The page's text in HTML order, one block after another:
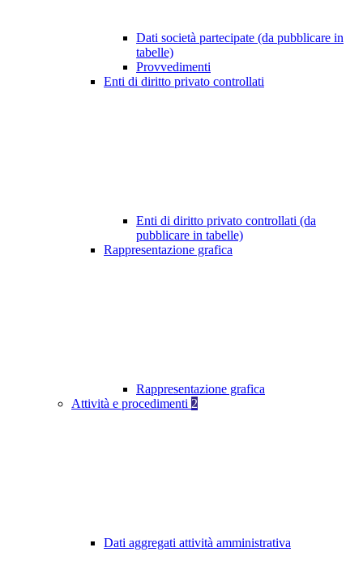
Dati società partecipate (da pubblicare in
tabelle)
Provvedimenti
Enti di diritto privato controllati
Enti di diritto privato controllati (da
pubblicare in tabelle)
Rappresentazione grafica
Rappresentazione grafica
Attività e procedimenti 2
Dati aggregati attività amministrativa